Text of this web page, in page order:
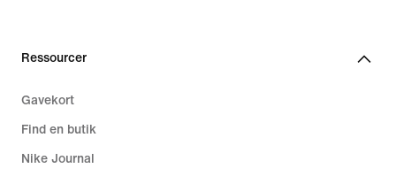
Ressourcer
Gavekort
Find en butik
Nike Journal